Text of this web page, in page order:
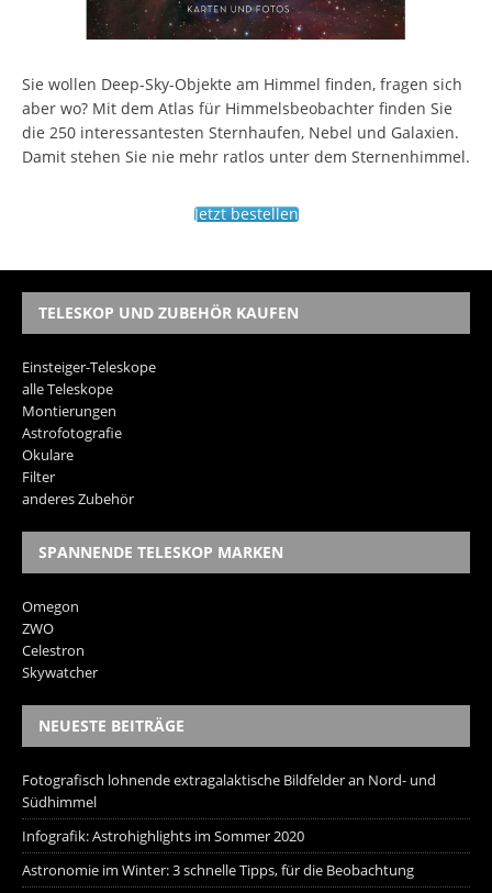
Sie wollen Deep-Sky-Objekte am Himmel finden, fragen sich
aber wo? Mit dem Atlas für Himmelsbeobachter finden Sie
die 250 interessantesten Sternhaufen, Nebel und Galaxien.
Damit stehen Sie nie mehr ratlos unter dem Sternenhimmel.
Jetzt bestellen
TELESKOP UND ZUBEHÖR KAUFEN
Einsteiger-Teleskope
alle Teleskope
Montierungen
Astrofotografie
Okulare
Filter
anderes Zubehör
SPANNENDE TELESKOP MARKEN
Omegon
ZWO
Celestron
Skywatcher
NEUESTE BEITRÄGE
Fotografisch lohnende extragalaktische Bildfelder an Nord- und
Südhimmel
Infografik: Astrohighlights im Sommer 2020
Astronomie im Winter: 3 schnelle Tipps, für die Beobachtung